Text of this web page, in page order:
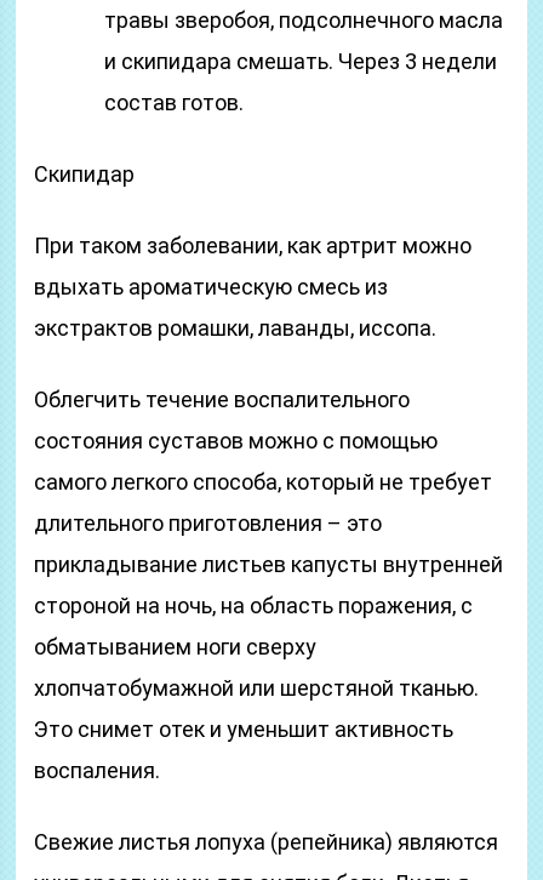
травы зверобоя, подсолнечного масла
и скипидара смешать. Через 3 недели
состав готов.
Скипидар
При таком заболевании, как артрит можно
вдыхать ароматическую смесь из
экстрактов ромашки, лаванды, иссопа.
Облегчить течение воспалительного
состояния суставов можно с помощью
самого легкого способа, который не требует
длительного приготовления – это
прикладывание листьев капусты внутренней
стороной на ночь, на область поражения, с
обматыванием ноги сверху
хлопчатобумажной или шерстяной тканью.
Это снимет отек и уменьшит активность
воспаления.
Свежие листья лопуха (репейника) являются